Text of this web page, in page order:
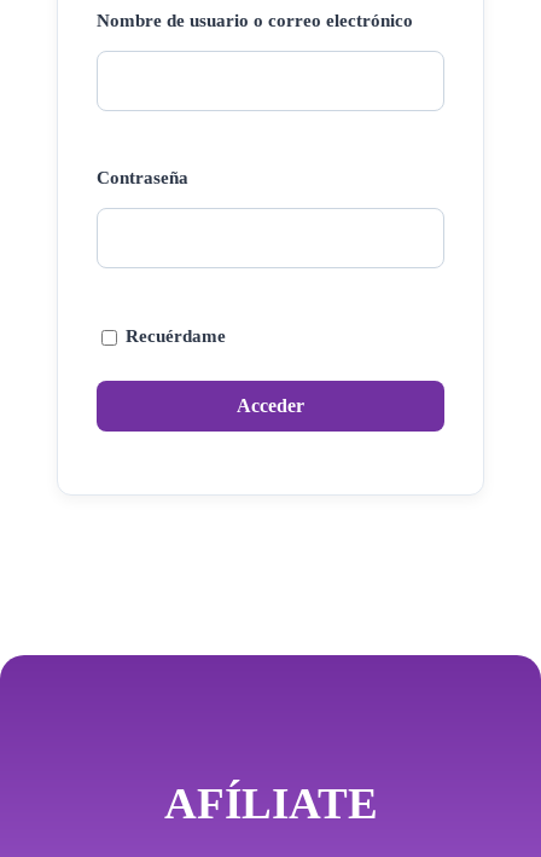
Nombre de usuario o correo electrónico
Contraseña
Recuérdame
AFÍLIATE